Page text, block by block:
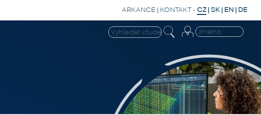
ARKANCE | KONTAKT- CZ |SK | EN | DE